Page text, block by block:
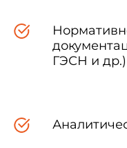
ГЭСН и др.)